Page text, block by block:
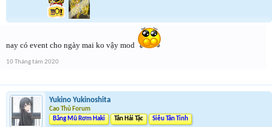
nay có event cho ngày mai ko vậy mod
10 Tháng tám 2020
Yukino Yukinoshita
Cao Thủ Forum
Băng Mũ Rơm Haki
Tân Hải Tặc Siêu Tân Tinh